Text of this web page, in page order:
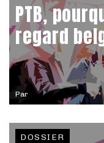
Par
PTB,
regard
DOSSIER